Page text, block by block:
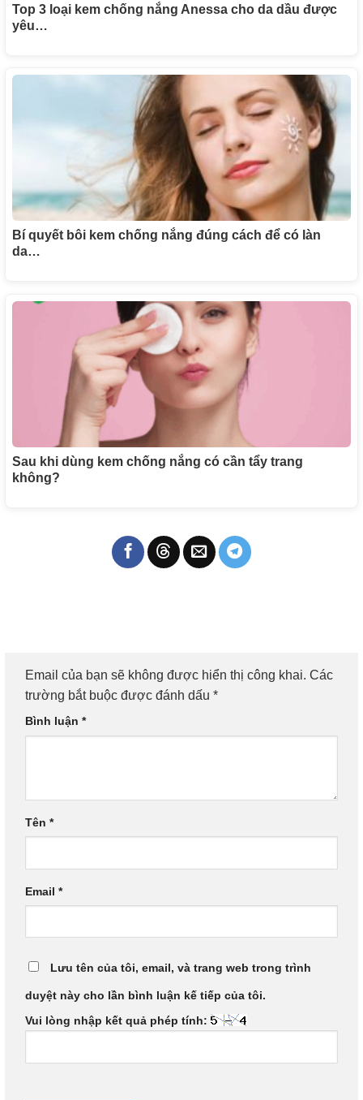
Top 3 loại kem chống nắng Anessa cho da dầu được
yêu…
Bí quyết bôi kem chống nắng đúng cách để có làn
da…
Sau khi dùng kem chống nắng có cần tẩy trang
không?
Email của bạn sẽ không được hiển thị công khai. Các
trường bắt buộc được đánh dấu *
Bình luận *
Tên *
Email *
Lưu tên của tôi, email, và trang web trong trình
duyệt này cho lần bình luận kế tiếp của tôi.
Vui lòng nhập kết quả phép tính: